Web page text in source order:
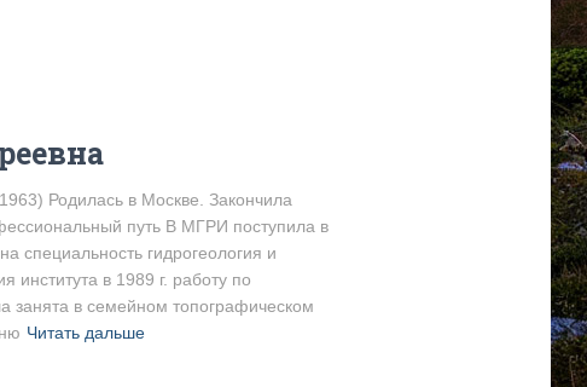
Родилась в Москве. Закончила
путь В МГРИ поступила в
специальность гидрогеология и
института в 1989 г. работу по
занята в семейном топографическом
Читать дальше